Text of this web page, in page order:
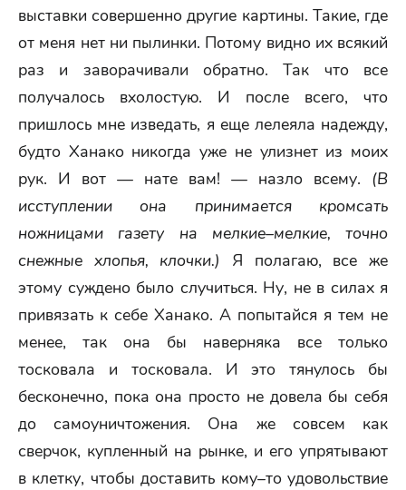
выставки совершенно другие картины. Такие, где
от меня нет ни пылинки. Потому видно их всякий
раз и заворачивали обратно. Так что все
получалось вхолостую. И после всего, что
пришлось мне изведать, я еще лелеяла надежду,
будто Ханако никогда уже не улизнет из моих
рук. И вот — нате вам! — назло всему. (В
исступлении она принимается кромсать
ножницами газету на мелкие–мелкие, точно
снежные хлопья, клочки.) Я полагаю, все же
этому суждено было случиться. Ну, не в силах я
привязать к себе Ханако. А попытайся я тем не
менее, так она бы наверняка все только
тосковала и тосковала. И это тянулось бы
бесконечно, пока она просто не довела бы себя
до самоуничтожения. Она же совсем как
сверчок, купленный на рынке, и его упрятывают
в клетку, чтобы доставить кому–то удовольствие